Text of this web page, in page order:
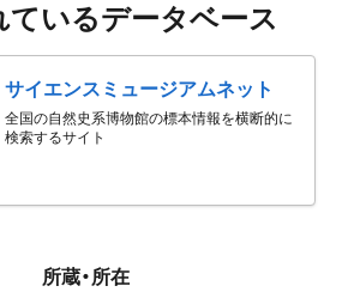
ているデータベース
サイエンスミュージアムネット
全国の自然史系博物館の標本情報を横断的に
検索するサイト
所蔵・所在